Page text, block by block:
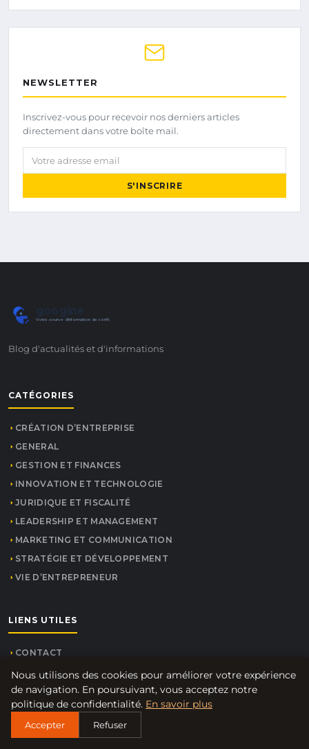
NEWSLETTER
Inscrivez-vous pour recevoir nos derniers articles
directement dans votre boîte mail.
Votre adresse email
S'INSCRIRE
Votre source d'information de confiance
Blog d'actualités et d'informations
CATÉGORIES
CRÉATION D’ENTREPRISE
GENERAL
GESTION ET FINANCES
INNOVATION ET TECHNOLOGIE
JURIDIQUE ET FISCALITÉ
LEADERSHIP ET MANAGEMENT
MARKETING ET COMMUNICATION
STRATÉGIE ET DÉVELOPPEMENT
VIE D’ENTREPRENEUR
LIENS UTILES
CONTACT
INFORMATIONS
À PROPOS
Nous utilisons des cookies pour améliorer votre expérience
de navigation. En poursuivant, vous acceptez notre
politique de confidentialité. En savoir plus
Accepter Refuser